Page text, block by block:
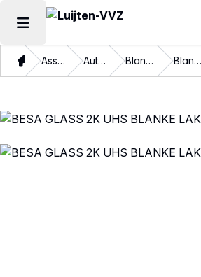
Hoofdmenu openen
ThuisAssortiment Autolakken Blanke lakken Blanke lakken